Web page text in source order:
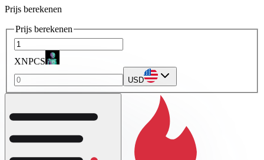
Prijs berekenen
Prijs berekenen
XNPCS
USD